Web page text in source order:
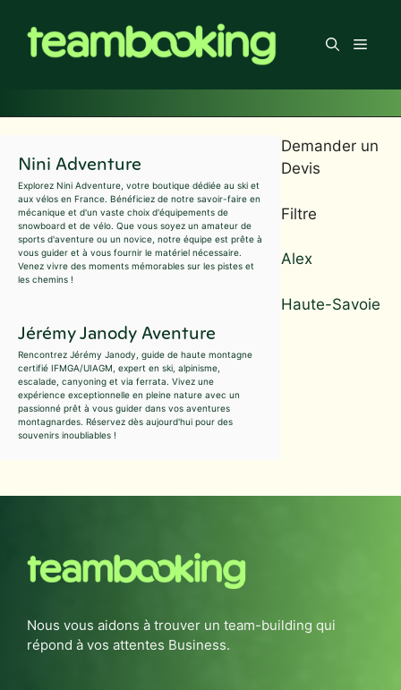
contenu
Menu
Nini Adventure
Explorez Nini Adventure, votre boutique dédiée au ski et
aux vélos en France. Bénéficiez de notre savoir-faire en
mécanique et d'un vaste choix d'équipements de
snowboard et de vélo. Que vous soyez un amateur de
sports d'aventure ou un novice, notre équipe est prête à
vous guider et à vous fournir le matériel nécessaire.
Venez vivre des moments mémorables sur les pistes et
les chemins !
Jérémy Janody Aventure
Rencontrez Jérémy Janody, guide de haute montagne
certifié IFMGA/UIAGM, expert en ski, alpinisme,
escalade, canyoning et via ferrata. Vivez une
expérience exceptionnelle en pleine nature avec un
passionné prêt à vous guider dans vos aventures
montagnardes. Réservez dès aujourd'hui pour des
souvenirs inoubliables !
Demander un
Devis
Filtre
Alex
Haute-Savoie
Nous vous aidons à trouver un team-building qui
répond à vos attentes Business.